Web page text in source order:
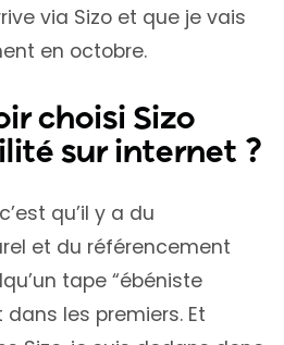
via Sizo et que je vais
en octobre.
choisi Sizo
sur internet ?
qu’il y a du
et du référencement
tape “ébéniste
dans les premiers. Et